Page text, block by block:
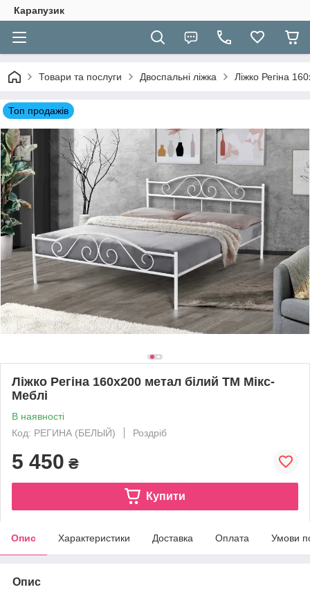
Карапузик
Товари та послуги Двоспальні ліжка Ліжко Регіна
Топ продажів
Ліжко Регіна 160х200 метал білий ТМ Мікс-
Меблі
В наявності
Код: РЕГИНА (БЕЛЫЙ)
Роздріб
5 450 ₴
Купити
Опис Характеристики Доставка Оплата Умови
Опис